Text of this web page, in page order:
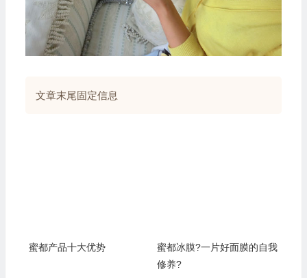
文章末尾固定信息
蜜都产品十大优势
蜜都冰膜?一片好面膜的自我
修养?